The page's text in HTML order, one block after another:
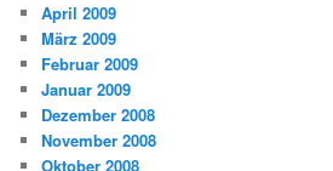
April 2009
März 2009
Februar 2009
Januar 2009
Dezember 2008
November 2008
Oktober 2008